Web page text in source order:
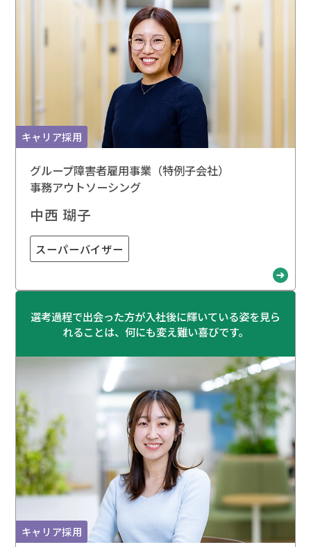
キャリア採用
グループ障害者雇用事業（特例子会社）
事務アウトソーシング
中西 瑚子
スーパーバイザー
選考過程で出会った方が入社後に輝いている姿を見ら
れることは、何にも変え難い喜びです。
キャリア採用